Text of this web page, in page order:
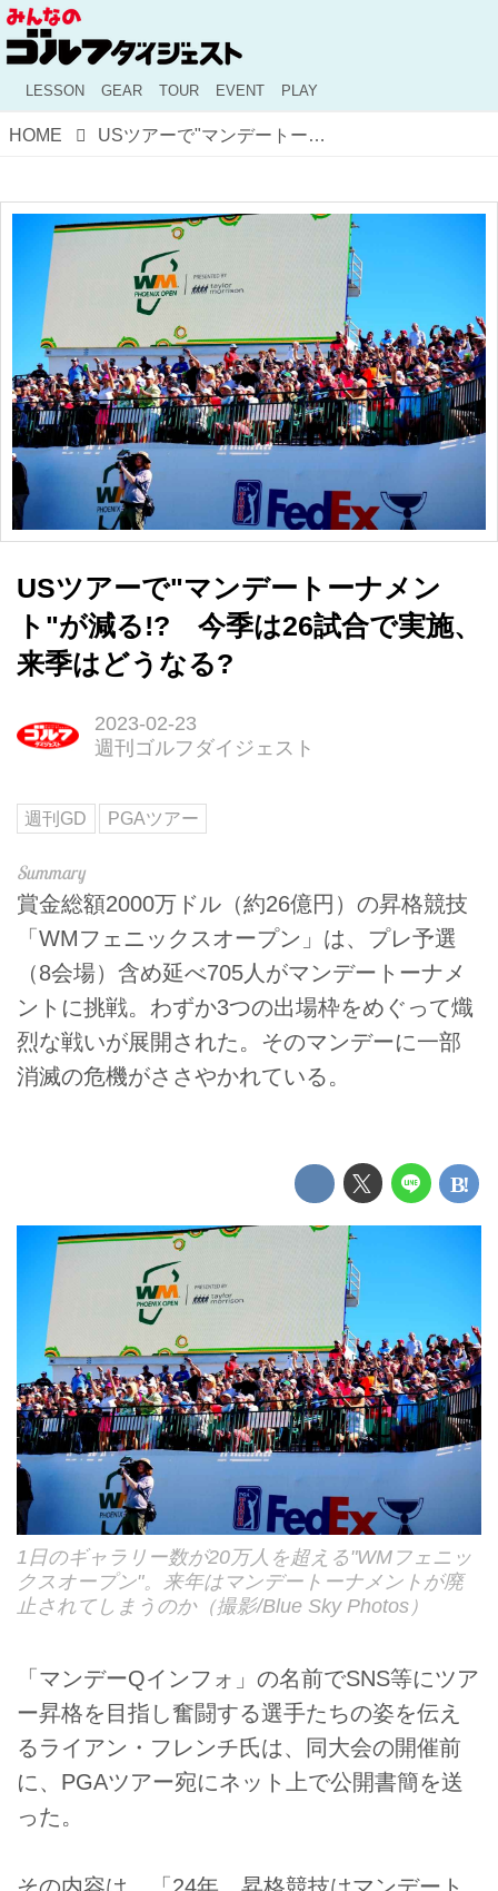
LESSON GEAR TOUR EVENT PLAY
HOME USツアーで"マンデートーナメント"が減る!? 今季は26試合で実施、来季はどうなる?
USツアーで"マンデートーナメン
ト"が減る!? 今季は26試合で実施、
来季はどうなる?
2023-02-23
週刊ゴルフダイジェスト
週刊GD PGAツアー
賞金総額2000万ドル（約26億円）の昇格競技
「WMフェニックスオープン」は、プレ予選
（8会場）含め延べ705人がマンデートーナメ
ントに挑戦。わずか3つの出場枠をめぐって熾
烈な戦いが展開された。そのマンデーに一部
消滅の危機がささやかれている。
1日のギャラリー数が20万人を超える"WMフェニッ
クスオープン"。来年はマンデートーナメントが廃
止されてしまうのか（撮影/Blue Sky Photos）
「マンデーQインフォ」の名前でSNS等にツア
ー昇格を目指し奮闘する選手たちの姿を伝え
るライアン・フレンチ氏は、同大会の開催前
に、PGAツアー宛にネット上で公開書簡を送
った。